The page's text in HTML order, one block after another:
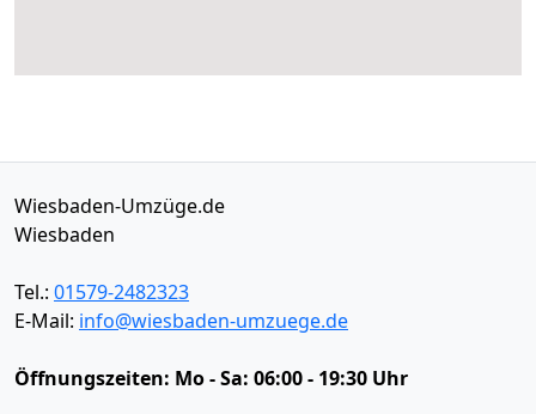
Wiesbaden-Umzüge.de
Wiesbaden
Tel.: 01579-2482323
E-Mail: info@wiesbaden-umzuege.de
Öffnungszeiten: Mo - Sa: 06:00 - 19:30 Uhr